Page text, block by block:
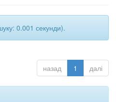
0.001 секунди).
назад 1 далі